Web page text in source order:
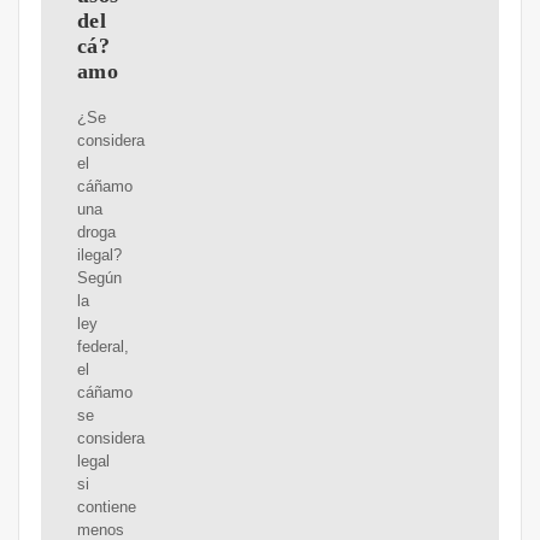
del
cá?
amo
¿Se
considera
el
cáñamo
una
droga
ilegal?
Según
la
ley
federal,
el
cáñamo
se
considera
legal
si
contiene
menos